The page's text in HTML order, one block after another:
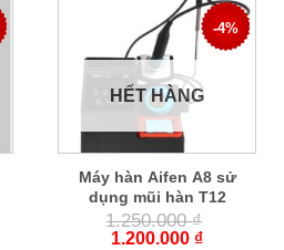
-4%
HẾT HÀNG
Máy hàn Aifen A8 sử
dụng mũi hàn T12
1.250.000₫
1.200.000 ₫